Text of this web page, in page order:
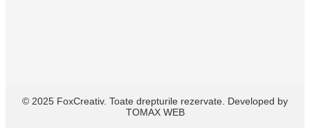
© 2025 FoxCreativ. Toate drepturile rezervate. Developed by
TOMAX WEB